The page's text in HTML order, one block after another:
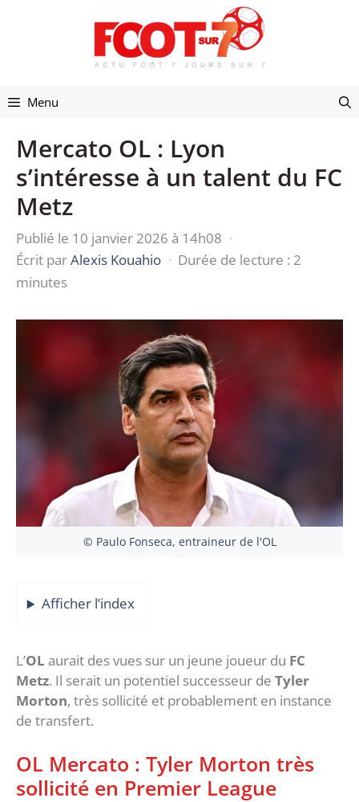
Menu
Mercato OL : Lyon
s’intéresse à un talent du FC
Metz
Publié le 10 janvier 2026 à 14h08 ·
Écrit parAlexis Kouahio · Durée de lecture : 2
minutes
© Paulo Fonseca, entraineur de l'OL
Afficher l’index
L’OL aurait des vues sur un jeune joueur du FC
Metz. Il serait un potentiel successeur de Tyler
Morton, très sollicité et probablement en instance
de transfert.
OL Mercato : Tyler Morton très
sollicité en Premier League